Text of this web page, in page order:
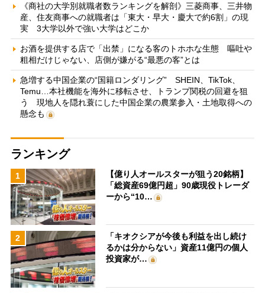
《商社の大学別就職者数ランキングを解剖》三菱商事、三井物
産、住友商事への就職者は「東大・早大・慶大で約6割」の現
実 3大学以外で強い大学はどこか
お酒を提供する店で「出禁」になる客のトホホな生態 嘔吐や
粗相だけじゃない、店側が嫌がる“最悪の客”とは
急増する中国企業の“国籍ロンダリング” SHEIN、TikTok、
Temu…本社機能を海外に移転させ、トランプ関税の回避を狙
う 現地人を隠れ蓑にした中国企業の農業参入・土地取得への
懸念も
ランキング
1
【億り人オールスターが狙う20銘柄】
「総資産69億円超」90歳現役トレーダ
ーから“10…
2
「キオクシアが今後も利益を出し続け
るかは分からない」資産11億円の個人
投資家が…